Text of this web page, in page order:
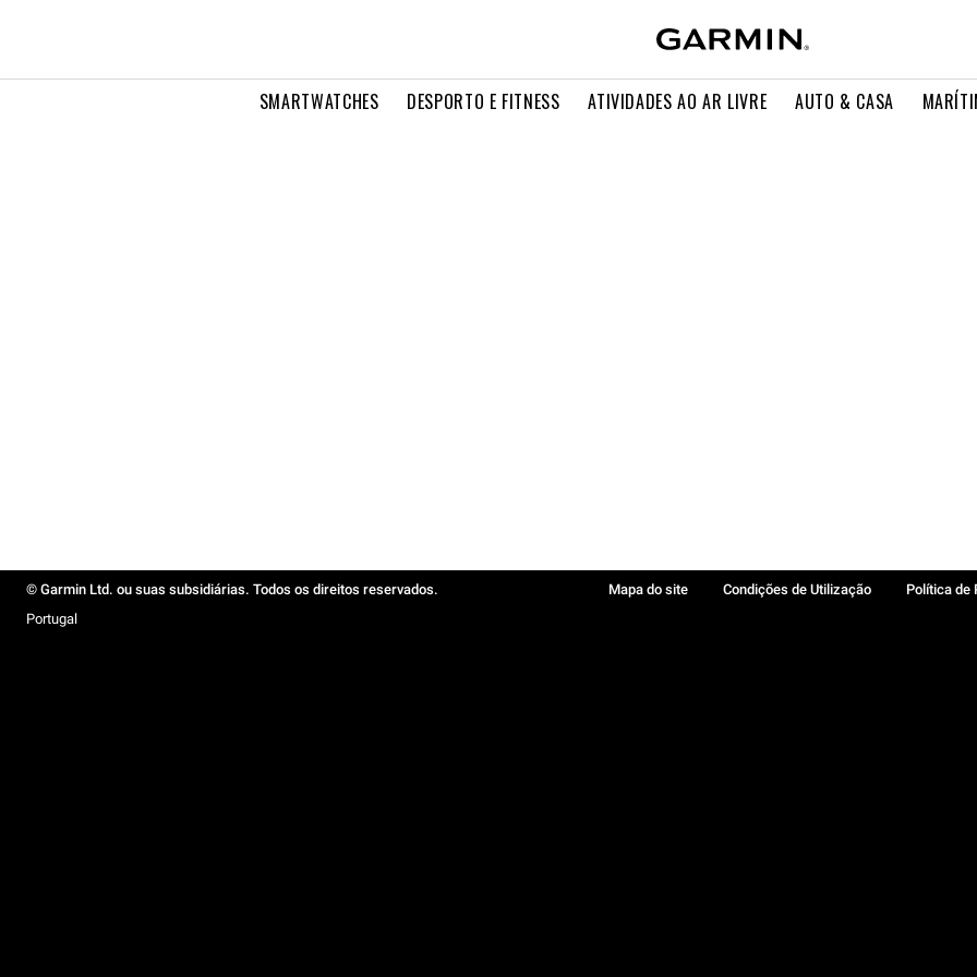
SMARTWATCHES DESPORTO E FITNESS ATIVIDADES AO AR LIVRE AUTO & CASA
© Garmin Ltd. ou suas subsidiárias. Todos os direitos reservados. Mapa do site Condições de Utilização Política de
Portugal